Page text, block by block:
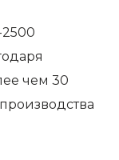
чем 30